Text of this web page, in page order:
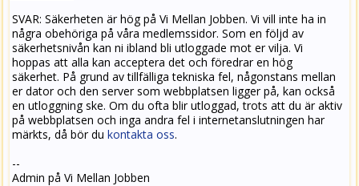
SVAR: Säkerheten är hög på Vi Mellan Jobben. Vi vill inte ha in
några obehöriga på våra medlemssidor. Som en följd av
säkerhetsnivån kan ni ibland bli utloggade mot er vilja. Vi
hoppas att alla kan acceptera det och föredrar en hög
säkerhet. På grund av tillfälliga tekniska fel, någonstans mellan
er dator och den server som webbplatsen ligger på, kan också
en utloggning ske. Om du ofta blir utloggad, trots att du är aktiv
på webbplatsen och inga andra fel i internetanslutningen har
märkts, då bör dukontakta oss.
--
Admin på Vi Mellan Jobben